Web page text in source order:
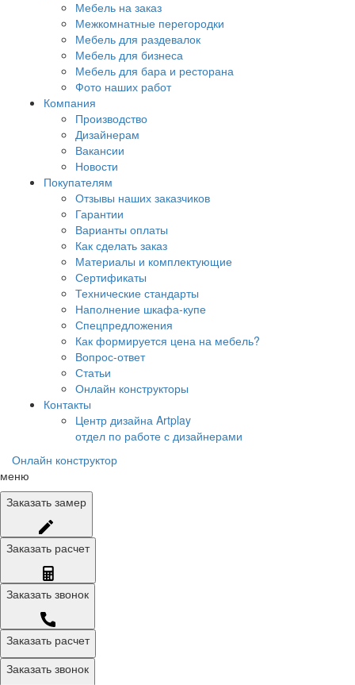
Мебель на заказ
Межкомнатные перегородки
Мебель для раздевалок
Мебель для бизнеса
Мебель для бара и ресторана
Фото наших работ
Компания
Производство
Дизайнерам
Вакансии
Новости
Покупателям
Отзывы наших заказчиков
Гарантии
Варианты оплаты
Как сделать заказ
Материалы и комплектующие
Сертификаты
Технические стандарты
Наполнение шкафа-купе
Спецпредложения
Как формируется цена на мебель?
Вопрос-ответ
Статьи
Онлайн конструкторы
Контакты
Центр дизайна Artplay
отдел по работе с дизайнерами
Онлайн конструктор
меню
Заказать замер
Заказать расчет
Заказать звонок
Заказать расчет
Заказать звонок